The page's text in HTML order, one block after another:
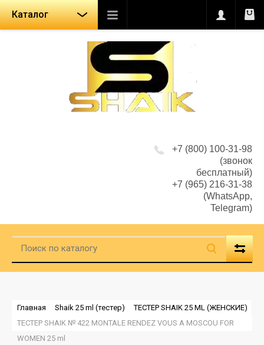
Каталог
+7 (800) 100-31-98
(звонок
бесплатный)
+7 (965) 216-31-38
(WhatsApp,
Telegram)
Главная Shaik 25 ml (тестер)
ТЕСТЕР SHAIK 25 ML (ЖЕНСКИЕ)
ТЕСТЕР SHAIK № 422 MONTALE RENDEZ VOUS A MOSCOU FOR
WOMEN 25 ml